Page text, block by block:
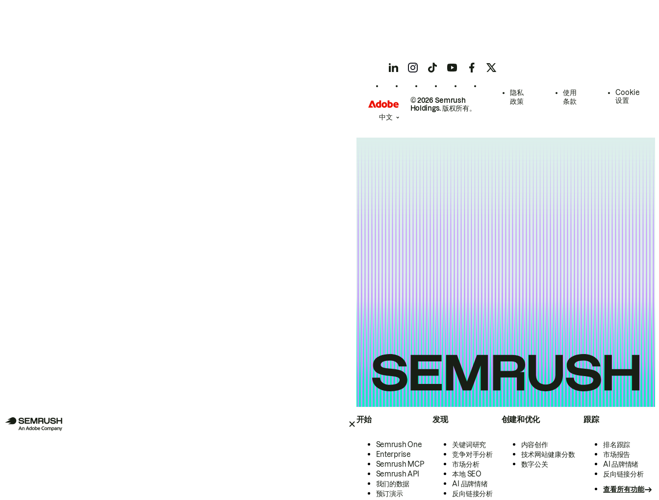
开始
Semrush One
Enterprise
Semrush MCP
Semrush API
我们的数据
预订演示
发现
关键词研究
竞争对手分析
市场分析
本地 SEO
AI 品牌情绪
反向链接分析
创建和优化
内容创作
技术网站健康分数
数字公关
跟踪
排名跟踪
市场报告
AI 品牌情绪
反向链接分析
查看所有功能
© 2026 Semrush
Holdings. 版权所有。
隐私
政策
使用
条款
Cookie
设置
中文